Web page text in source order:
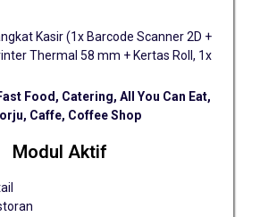
Kasir (1x Barcode Scanner 2D +
Thermal 58 mm + Kertas Roll, 1x
Food, Catering, All You Can Eat,
Caffe, Coffee Shop
Modul Aktif